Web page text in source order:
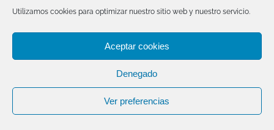
Utilizamos cookies para optimizar nuestro sitio web y nuestro servicio.
Aceptar cookies
Denegado
Ver preferencias
emociones empatía
mente Mindfulness pareja Psicología
psicología madrid psicólogo